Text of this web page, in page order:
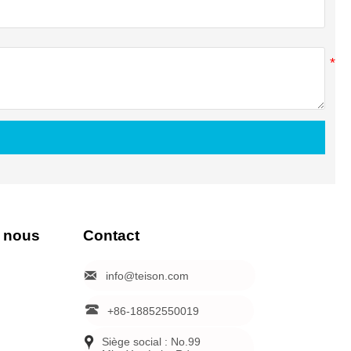
nous Contact
 info@teison.com
 +86-18852550019

Siège social : No.99